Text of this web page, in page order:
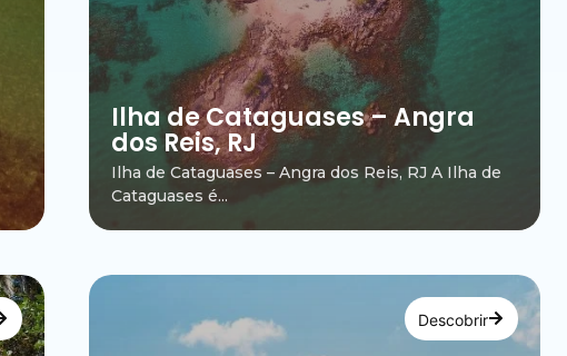
Ilha de Cataguases – Angra
dos Reis, RJ
Ilha de Cataguases – Angra dos Reis, RJ A Ilha de
Cataguases é...
Descobrir